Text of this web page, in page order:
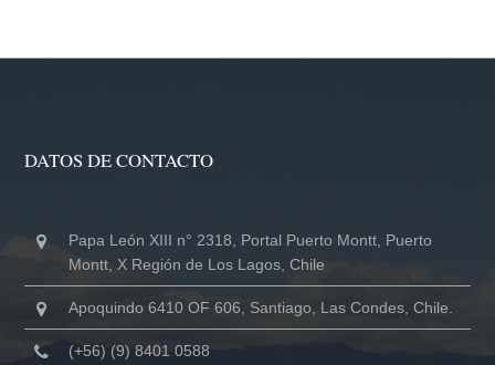
DATOS DE CONTACTO
Papa León XIII n° 2318, Portal Puerto Montt, Puerto
Montt, X Región de Los Lagos, Chile
Apoquindo 6410 OF 606, Santiago, Las Condes, Chile.
(+56) (9) 8401 0588